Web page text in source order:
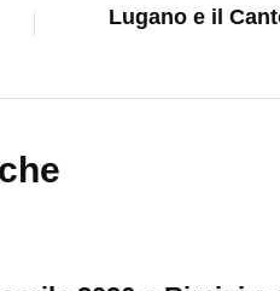
Lugano e il